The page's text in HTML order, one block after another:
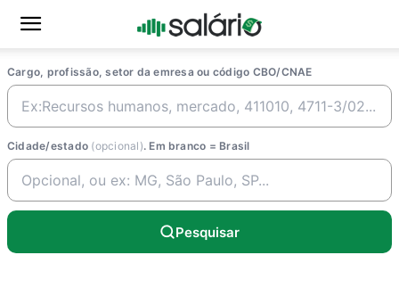
Cargo, profissão, setor da emresa ou código CBO/CNAE
Cidade/estado (opcional). Em branco = Brasil
Pesquisar